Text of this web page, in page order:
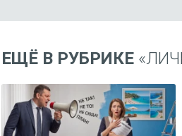
ЕЩЁ В РУБРИКЕ